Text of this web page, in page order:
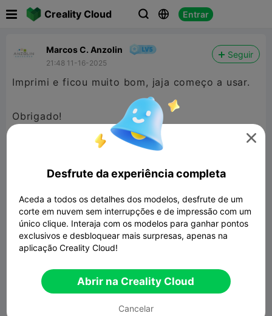
Creality Cloud   Entrar
Marcos C. Anzolin
21:48 11-16-2025
Seguir
Imprimi e ficou muito bom, jaja começo a usar.
Obrigado!
Palheta para misturar tintas

Desfrute da experiência completa
Aceda a todos os detalhes dos modelos, desfrute de um
corte em nuvem sem interrupções e de impressão com um
único clique. Interaja com os modelos para ganhar pontos
exclusivos e desbloquear mais surpresas, apenas na
aplicação Creality Cloud!
Abrir na Creality Cloud
Cancelar